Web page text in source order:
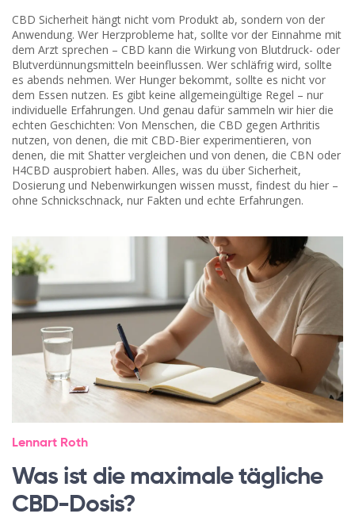
CBD Sicherheit hängt nicht vom Produkt ab, sondern von der
Anwendung. Wer Herzprobleme hat, sollte vor der Einnahme mit
dem Arzt sprechen – CBD kann die Wirkung von Blutdruck- oder
Blutverdünnungsmitteln beeinflussen. Wer schläfrig wird, sollte
es abends nehmen. Wer Hunger bekommt, sollte es nicht vor
dem Essen nutzen. Es gibt keine allgemeingültige Regel – nur
individuelle Erfahrungen. Und genau dafür sammeln wir hier die
echten Geschichten: Von Menschen, die CBD gegen Arthritis
nutzen, von denen, die mit CBD-Bier experimentieren, von
denen, die mit Shatter vergleichen und von denen, die CBN oder
H4CBD ausprobiert haben. Alles, was du über Sicherheit,
Dosierung und Nebenwirkungen wissen musst, findest du hier –
ohne Schnickschnack, nur Fakten und echte Erfahrungen.
Lennart Roth
Was ist die maximale tägliche
CBD-Dosis?